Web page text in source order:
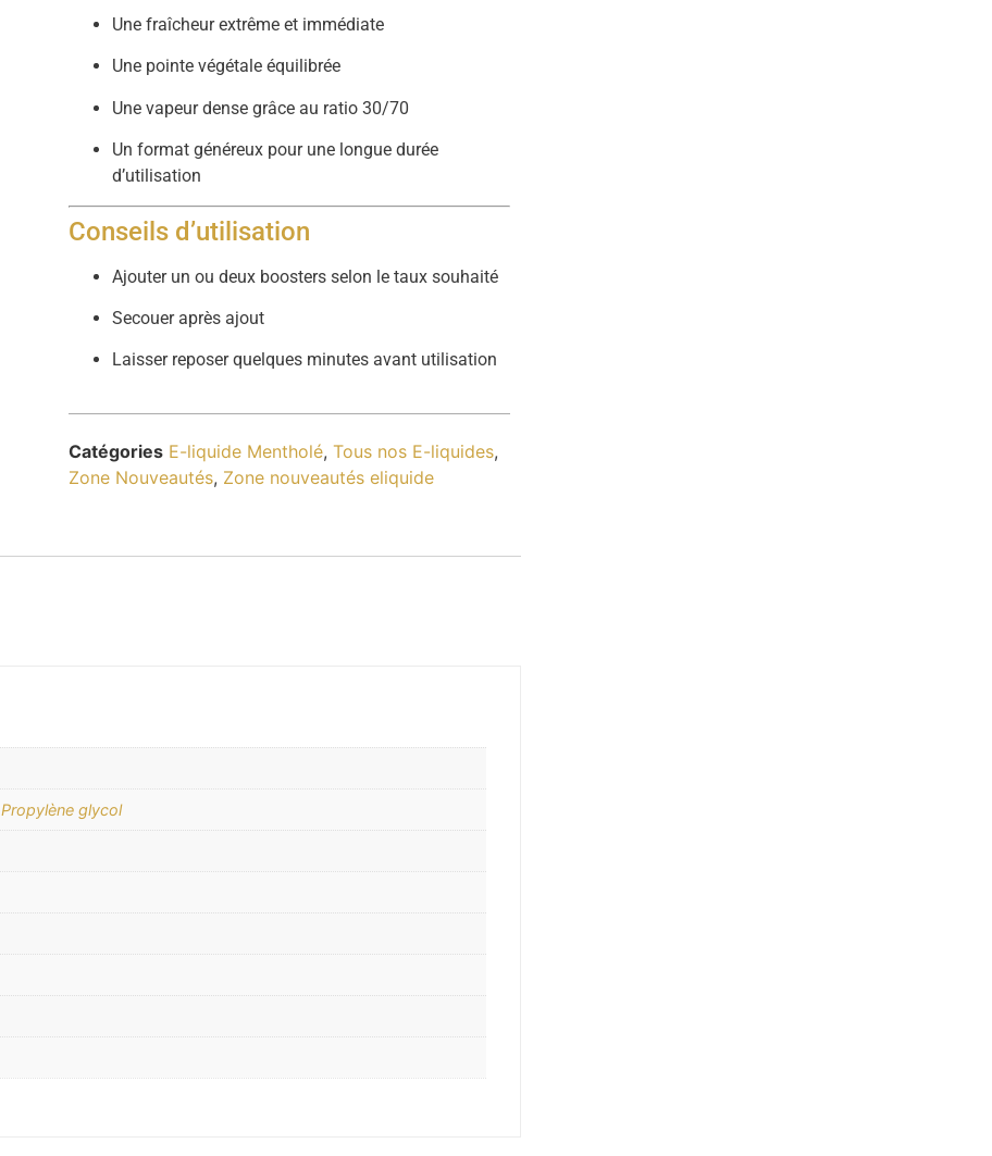
Une fraîcheur extrême et immédiate
Une pointe végétale équilibrée
Une vapeur dense grâce au ratio 30/70
Un format généreux pour une longue durée
d’utilisation
Conseils d’utilisation
Ajouter un ou deux boosters selon le taux souhaité
Secouer après ajout
Laisser reposer quelques minutes avant utilisation
Catégories E-liquide Mentholé,Tous nos E-liquides,
Zone Nouveautés, Zone nouveautés eliquide
Propylène glycol